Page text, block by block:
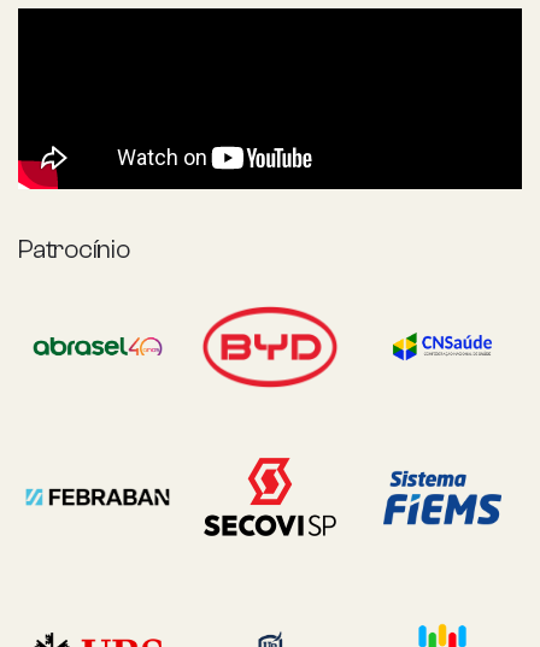
Patrocínio